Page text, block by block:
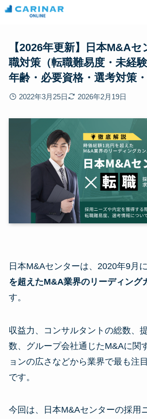
【2026年更新】日本M&A
職対策（転職難易度・未経
年齢・必要資格・選考対策・
2022年3月25日 2026年2月19日
日本M&Aセンターは、2020年9月に
を超えたM&A業界のリーディング
す。
収益力、コンサルタントの総数、
数、グループ会社通じたM&Aに関
ョンの広さなどから業界で最も注
です。
今回は、日本M&Aセンターの採用